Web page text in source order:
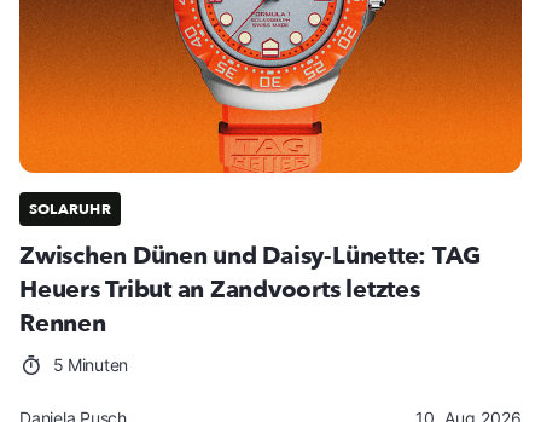
SOLARUHR
Zwischen Dünen und Daisy-Lünette: TAG
Heuers Tribut an Zandvoorts letztes
Rennen
5 Minuten